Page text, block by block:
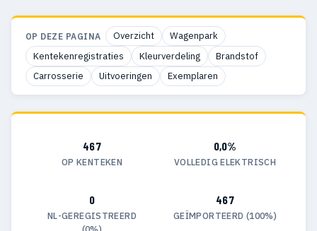
OP DEZE PAGINA Overzicht
Wagenpark
Kentekenregistraties
Kleurverdeling
Brandstof
Carrosserie
Uitvoeringen Exemplaren
467
OP KENTEKEN
0,0%
VOLLEDIG ELEKTRISCH
0
NL-GEREGISTREERD
(0%)
467
GEÏMPORTEERD (100%)